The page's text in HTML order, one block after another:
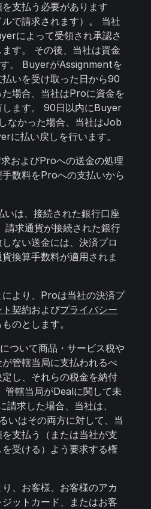
支払う必要があります
ルで請求されます）。 当社
によって受領され承認さ
す。 その後、当社は資金
。 BuyerがAssignmentを
いを受け取った日から90
場合、当社はProに資金を
します。 90日以内にBuyer
なかった場合、当社はJob
に払い戻しを行います。
およびProへの送金の処理
数料をProへの支払いから
は、接続された銀行口座
請求通貨が接続された銀行
ない送金には、決済プロ
換算手数料が適用されま
より、Proは当社の決済プ
契約およびプライバシー
のとします。
ついて商品・サービス税や
管轄当局に支払われるべ
し、それらの税金を納付
管轄当局がDealに関して未
求した場合、当社は、
いはその両方に対して、当
支払う（または当社が支
受ける）よう要求する権
、お客様、お客様のアカ
ットカード、またはお客